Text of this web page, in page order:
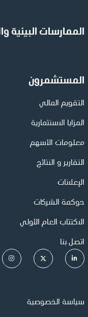
الممارسات البيئية
المستشمرون
التقويم المالي
المزايا الاستثمارية
معلومات الأسهم
التقارير و النتائج
الإعلانات
حوكمة الشركات
الاكتتاب العام الأولي
اتصل بنا
سياسة الخصوصية